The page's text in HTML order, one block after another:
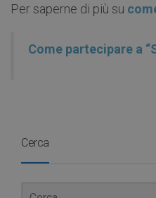
Per saperne di più su
Come partecipare a
Cerca